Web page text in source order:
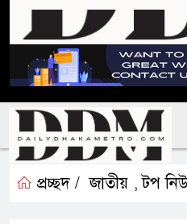
প্রচ্ছদ / জাতীয় ,টপ